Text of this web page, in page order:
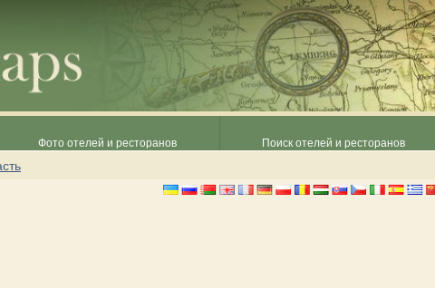
Фото отелей и ресторанов Поиск отелей и ресторанов